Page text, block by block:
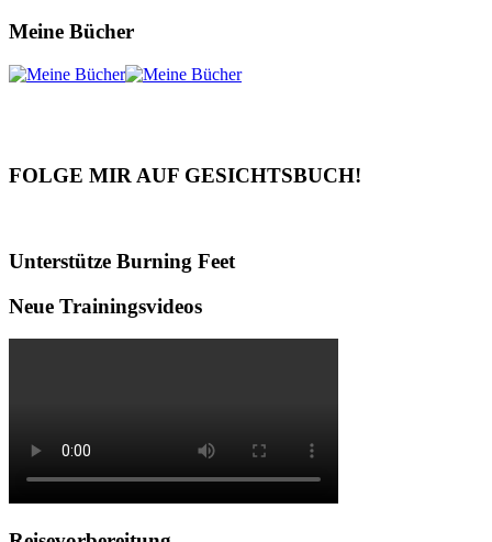
Meine Bücher
FOLGE MIR AUF GESICHTSBUCH!
Unterstütze Burning Feet
Neue Trainingsvideos